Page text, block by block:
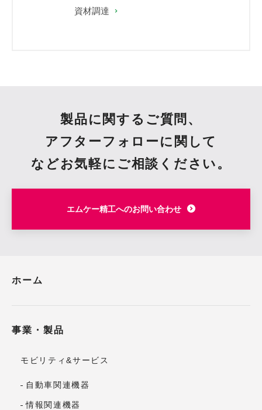
資材調達
製品に関するご質問、
アフターフォローに関して
などお気軽にご相談ください。
エムケー精工へのお問い合わせ
ホーム
事業・製品
モビリティ&サービス
自動車関連機器
情報関連機器